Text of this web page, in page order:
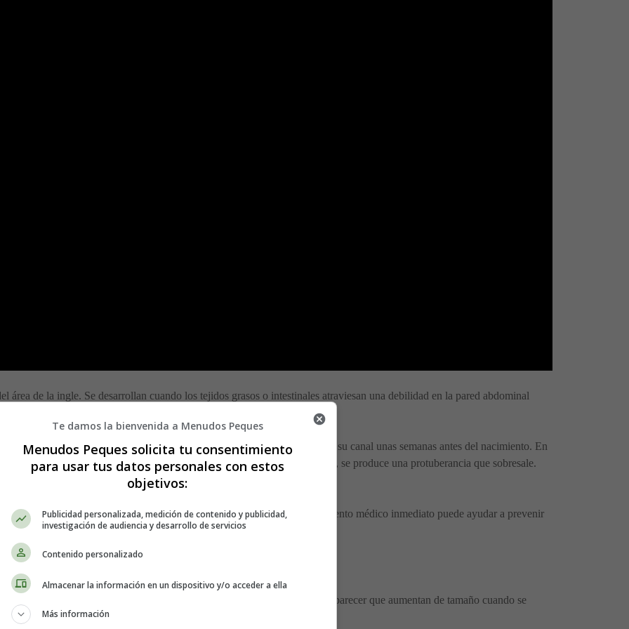
área de la ingle. Se desarrollan cuando los tejidos grasos o intestinales atraviesan una debilidad en la pared abdominal
inguinal reside en la base del abdomen.
En los hombres, los testículos generalmente descienden a través de su canal unas semanas antes del nacimiento. En
ligamento redondo del útero. Si tiene una hernia en o cerca de este pasaje, se produce una protuberancia que sobresale.
hernia porque puede ser pequeña o no causar ningún síntoma. El tratamiento médico inmediato puede ayudar a prevenir
Causan protuberancias a lo largo del área púbica o inguinal que puede parecer que aumentan de tamaño cuando se
sensible al tacto.
Te damos la bienvenida a Menudos Peques
Menudos Peques solicita tu consentimiento
para usar tus datos personales con estos
objetivos:
Publicidad personalizada, medición de contenido y publicidad,
investigación de audiencia y desarrollo de servicios
Contenido personalizado
Almacenar la información en un dispositivo y/o acceder a ella
Más información